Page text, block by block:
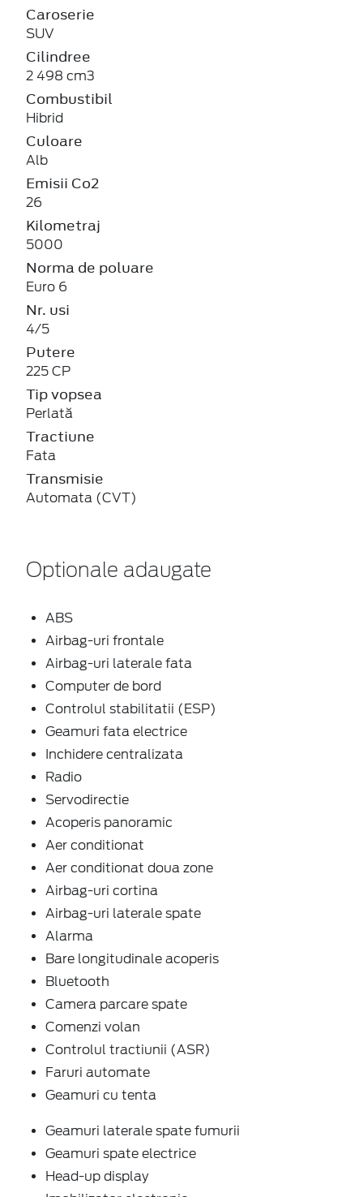
Caroserie
SUV
Cilindree
2 498 cm3
Combustibil
Hibrid
Culoare
Alb
Emisii Co2
26
Kilometraj
5000
Norma de poluare
Euro 6
Nr. usi
4/5
Putere
225 CP
Tip vopsea
Perlată
Tractiune
Fata
Transmisie
Automata (CVT)
Optionale adaugate
ABS
Airbag-uri frontale
Airbag-uri laterale fata
Computer de bord
Controlul stabilitatii (ESP)
Geamuri fata electrice
Inchidere centralizata
Radio
Servodirectie
Acoperis panoramic
Aer conditionat
Aer conditionat doua zone
Airbag-uri cortina
Airbag-uri laterale spate
Alarma
Bare longitudinale acoperis
Bluetooth
Camera parcare spate
Comenzi volan
Controlul tractiunii (ASR)
Faruri automate
Geamuri cu tenta
Geamuri laterale spate fumurii
Geamuri spate electrice
Head-up display